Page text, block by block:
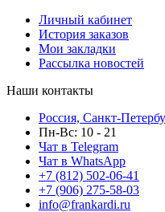
Личный кабинет
История заказов
Мои закладки
Рассылка новостей
Наши контакты
Россия, Санкт-
Пн-Вс: 10 - 21
Чат в Telegram
Чат в WhatsApp
+7 (812) 502-06-41
+7 (906) 275-58-03
info@frankardi.ru